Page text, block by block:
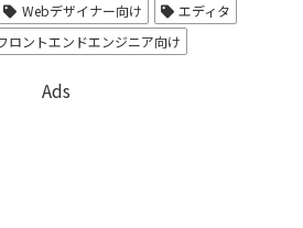
Webデザイナー向け
エディタ
ロントエンドエンジニア向け
Ads